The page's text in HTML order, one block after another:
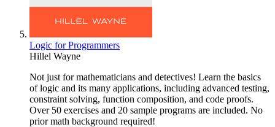
Logic for Programmers
Hillel Wayne
Not just for mathematicians and detectives! Learn the basics
of logic and its many applications, including advanced testing,
constraint solving, function composition, and code proofs.
Over 50 exercises and 20 sample programs are included. No
prior math background required!